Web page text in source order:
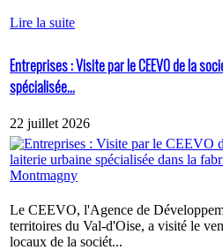
Lire la suite
Entreprises : Visite par le CEEVO de la
spécialisée...
22 juillet 2026
Le CEEVO, l'Agence de
territoires du Val-d'Oise, a visité le
locaux de la sociét...